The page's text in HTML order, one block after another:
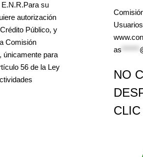
su
autorización
Público, y
Comisión
únicamente para
56 de la Ley
as
NO